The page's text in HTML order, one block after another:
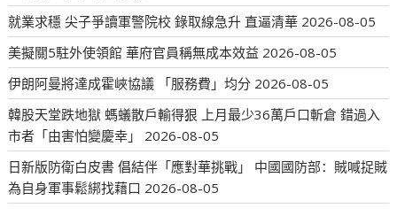
就業求穩 尖子爭讀軍警院校 錄取線急升 直逼清華 2026-08-05
美擬關5駐外使領館 華府官員稱無成本效益 2026-08-05
伊朗阿曼將達成霍峽協議 「服務費」均分 2026-08-05
韓股天堂跌地獄 螞蟻散戶輸得狠 上月最少36萬戶口斬倉 錯過入
市者「由害怕變慶幸」
2026-08-05
日新版防衛白皮書 倡結伴「應對華挑戰」 中國國防部：賊喊捉賊
為自身軍事鬆綁找藉口 2026-08-05